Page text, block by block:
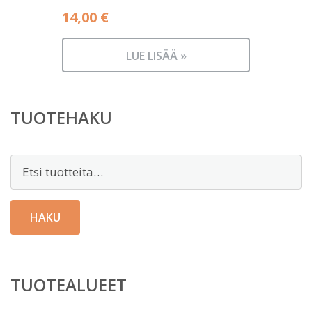
14,00 €
LUE LISÄÄ »
TUOTEHAKU
Etsi:
HAKU
TUOTEALUEET